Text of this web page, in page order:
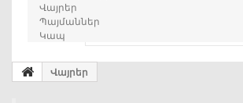
Վայրեր
Պայմաններ
Կապ
որոնում
Վայրեր